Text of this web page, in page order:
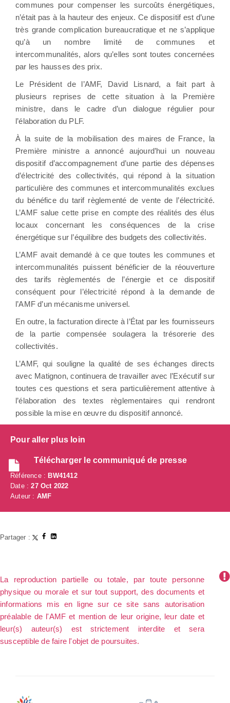
communes pour compenser les surcoûts énergétiques,
n’était pas à la hauteur des enjeux. Ce dispositif est d’une
très grande complication bureaucratique et ne s’applique
qu’à un nombre limité de communes et
intercommunalités, alors qu’elles sont toutes concernées
par les hausses des prix.
Le Président de l’AMF, David Lisnard, a fait part à
plusieurs reprises de cette situation à la Première
ministre, dans le cadre d’un dialogue régulier pour
l’élaboration du PLF.
À la suite de la mobilisation des maires de France, la
Première ministre a annoncé aujourd’hui un nouveau
dispositif d’accompagnement d’une partie des dépenses
d’électricité des collectivités, qui répond à la situation
particulière des communes et intercommunalités exclues
du bénéfice du tarif règlementé de vente de l’électricité.
L’AMF salue cette prise en compte des réalités des élus
locaux concernant les conséquences de la crise
énergétique sur l’équilibre des budgets des collectivités.
L’AMF avait demandé à ce que toutes les communes et
intercommunalités puissent bénéficier de la réouverture
des tarifs règlementés de l’énergie et ce dispositif
conséquent pour l’électricité répond à la demande de
l’AMF d’un mécanisme universel.
En outre, la facturation directe à l’État par les fournisseurs
de la partie compensée soulagera la trésorerie des
collectivités.
L’AMF, qui souligne la qualité de ses échanges directs
avec Matignon, continuera de travailler avec l’Exécutif sur
toutes ces questions et sera particulièrement attentive à
l’élaboration des textes règlementaires qui rendront
possible la mise en œuvre du dispositif annoncé.
Pour aller plus loin
Télécharger le communiqué de presse
Référence : BW41412
Date :27 Oct 2022
Auteur : AMF
Partager :
La reproduction partielle ou totale, par toute personne
physique ou morale et sur tout support, des documents et
informations mis en ligne sur ce site sans autorisation
préalable de l'AMF et mention de leur origine, leur date et
leur(s) auteur(s) est strictement interdite et sera
susceptible de faire l'objet de poursuites.